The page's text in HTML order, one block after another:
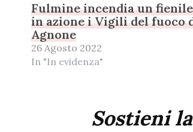
Fulmine incendia un
in azione i Vigili del fuoco
Agnone
26 Agosto 2022
In "In evidenza"
Sostieni